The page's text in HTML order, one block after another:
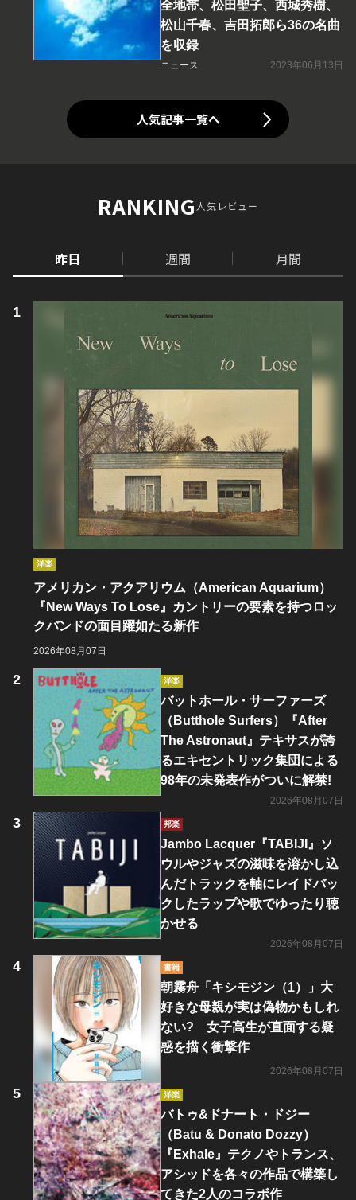
全地帯、松田聖子、西城秀樹、
松山千春、吉田拓郎ら36の名曲
を収録
ニュース 2023年06月13日
人気記事一覧へ
RANKING人気レビュー
昨日 週間 月間
洋楽
アメリカン・アクアリウム（American Aquarium）
『New Ways To Lose』カントリーの要素を持つロッ
クバンドの面目躍如たる新作
2026年08月07日
洋楽
バットホール・サーファーズ
（Butthole Surfers）『After
The Astronaut』テキサスが誇
るエキセントリック集団による
98年の未発表作がついに解禁!
2026年08月07日
邦楽
Jambo Lacquer『TABIJI』ソ
ウルやジャズの滋味を溶かし込
んだトラックを軸にレイドバッ
クしたラップや歌でゆったり聴
かせる
2026年08月07日
書籍
朝霧舟「キシモジン（1）」大
好きな母親が実は偽物かもしれ
ない? 女子高生が直面する疑
惑を描く衝撃作
2026年08月07日
洋楽
バトゥ&ドナート・ドジー
（Batu & Donato Dozzy）
『Exhale』テクノやトランス、
アシッドを各々の作品で構築し
てきた2人のコラボ作